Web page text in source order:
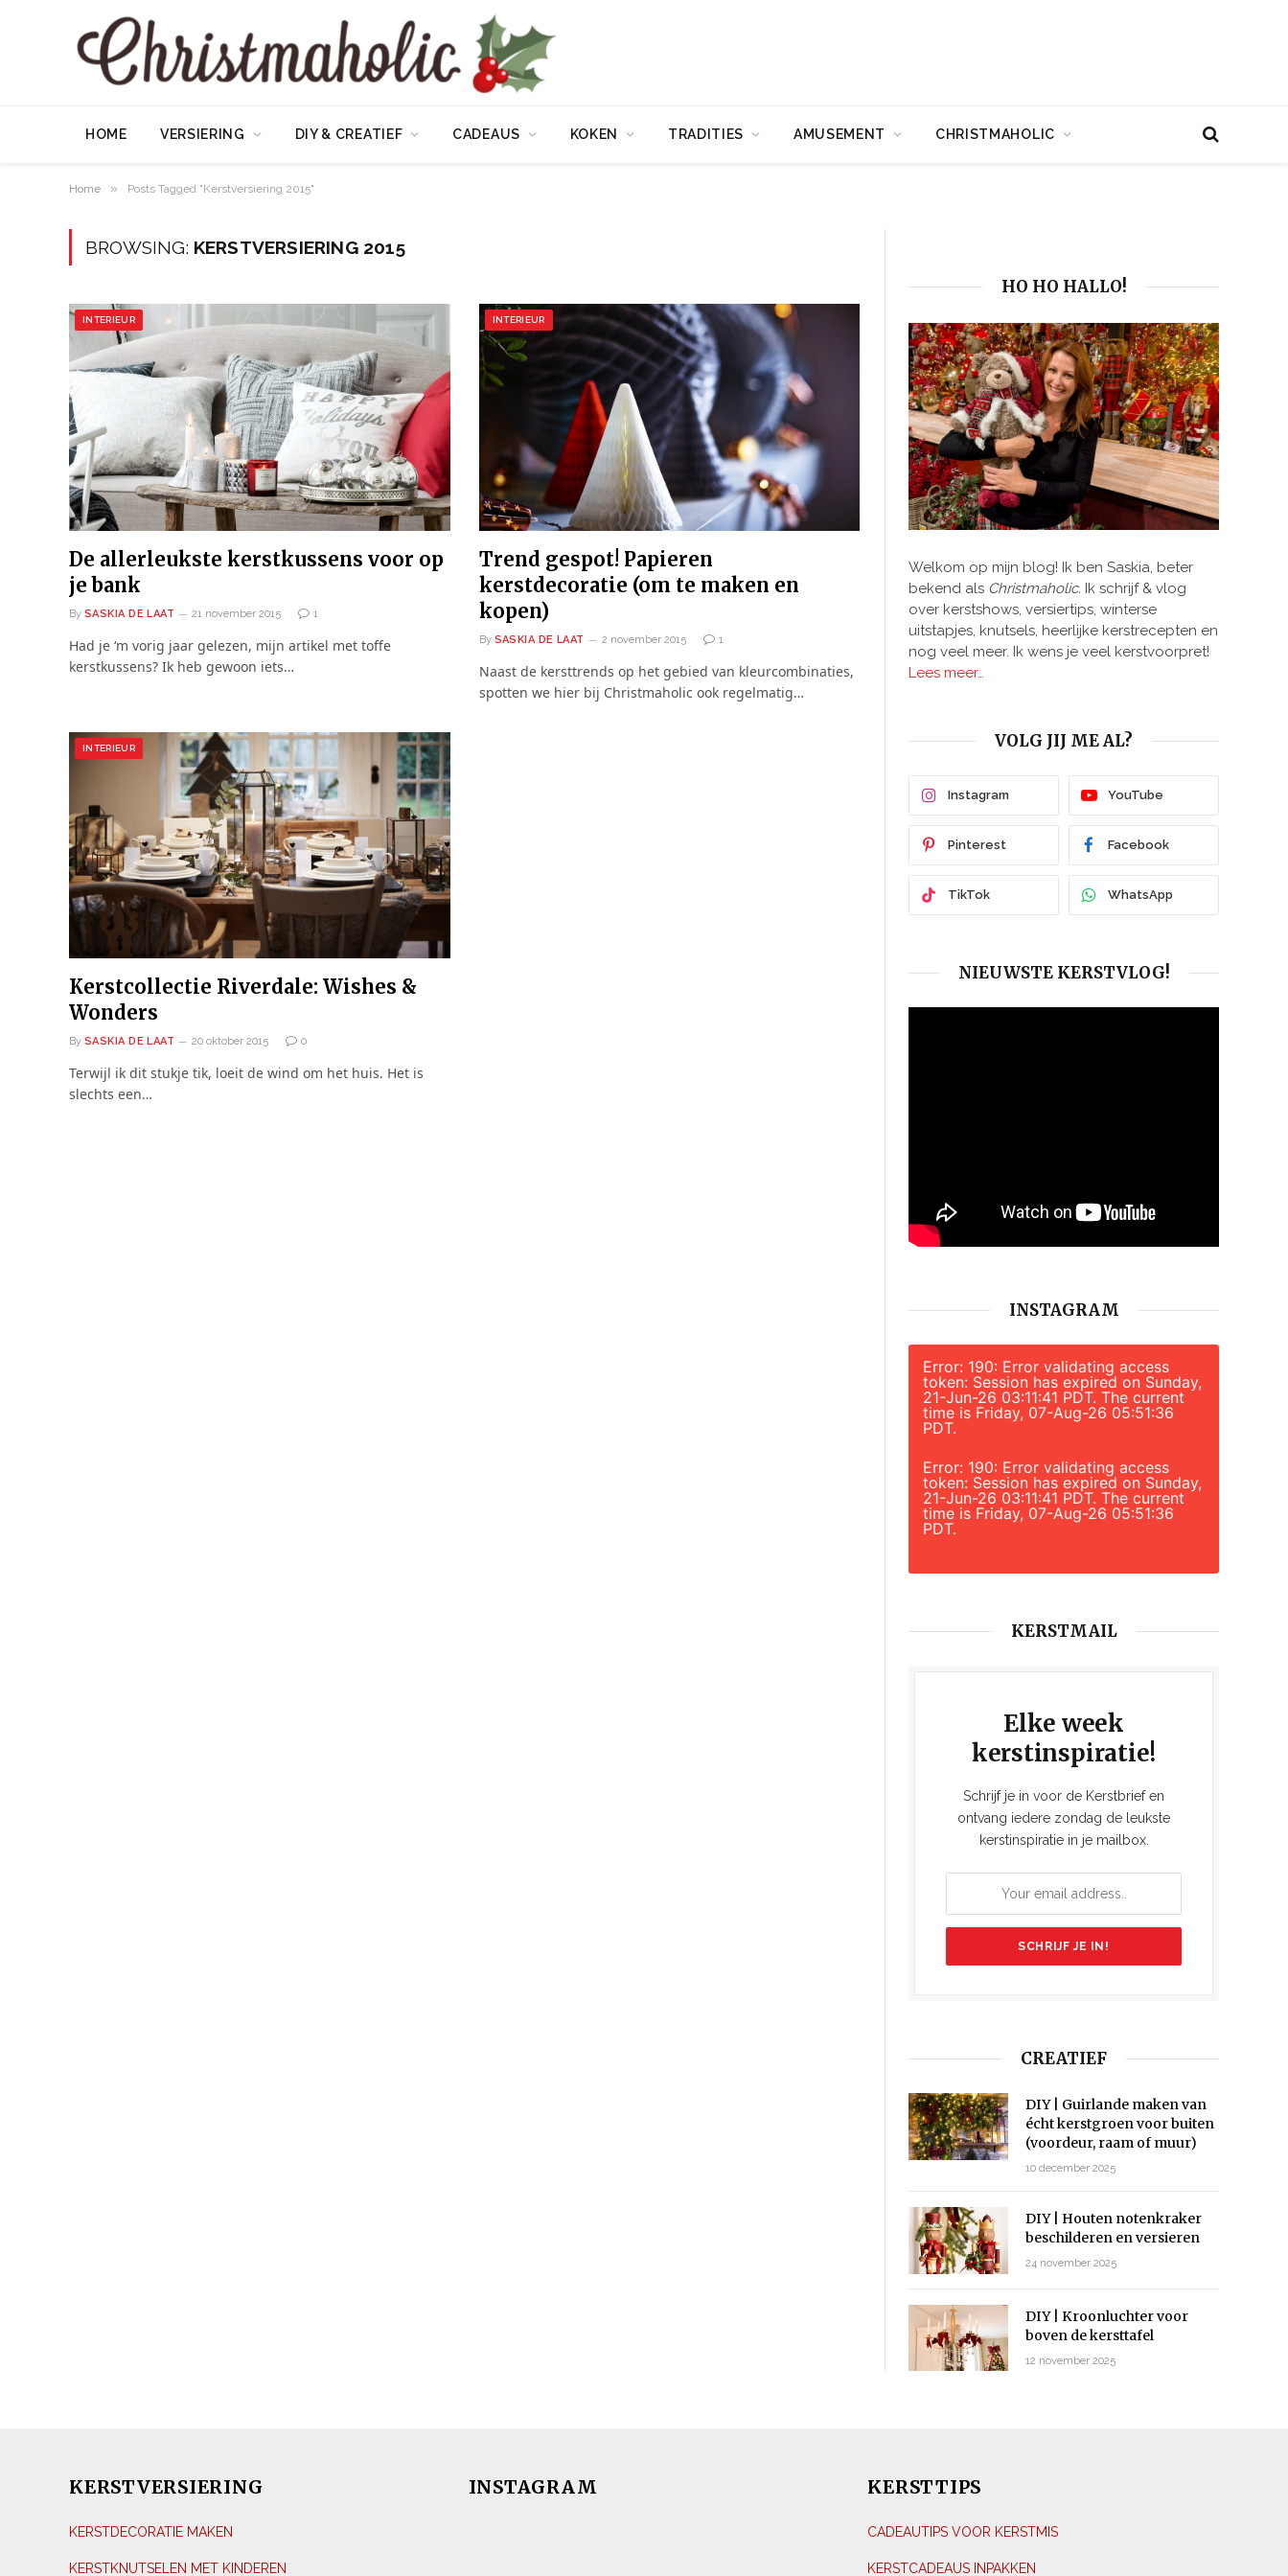
HOME VERSIERING DIY & CREATIEF CADEAUS KOKEN TRADITIES AMUSEMENT CHRISTMAHOLIC
Home » Posts Tagged "Kerstversiering 2015"
BROWSING: KERSTVERSIERING 2015
INTERIEUR
De allerleukste kerstkussens voor op
je bank
By SASKIA DE LAAT 21 november 2015 1
Had je ‘m vorig jaar gelezen, mijn artikel met toffe
kerstkussens? Ik heb gewoon iets…
INTERIEUR
Trend gespot! Papieren
kerstdecoratie (om te maken en
kopen)
By SASKIA DE LAAT 2 november 2015 1
Naast de kersttrends op het gebied van kleurcombinaties,
spotten we hier bij Christmaholic ook regelmatig…
INTERIEUR
Kerstcollectie Riverdale: Wishes &
Wonders
By SASKIA DE LAAT 20 oktober 2015 0
Terwijl ik dit stukje tik, loeit de wind om het huis. Het is
slechts een…
HO HO HALLO!
Welkom op mijn blog! Ik ben Saskia, beter
bekend als Christmaholic. Ik schrijf & vlog
over kerstshows, versiertips, winterse
uitstapjes, knutsels, heerlijke kerstrecepten en
nog veel meer. Ik wens je veel kerstvoorpret!
Lees meer…
VOLG JIJ ME AL?
Instagram YouTube
Pinterest Facebook
TikTok WhatsApp
NIEUWSTE KERSTVLOG!
INSTAGRAM
Error: 190: Error validating access
token: Session has expired on Sunday,
21-Jun-26 03:11:41 PDT. The current
time is Friday, 07-Aug-26 05:51:36
PDT.
Error: 190: Error validating access
token: Session has expired on Sunday,
21-Jun-26 03:11:41 PDT. The current
time is Friday, 07-Aug-26 05:51:36
PDT.
KERSTMAIL
Elke week
kerstinspiratie!
Schrijf je in voor de Kerstbrief en
ontvang iedere zondag de leukste
kerstinspiratie in je mailbox.
CREATIEF
DIY | Guirlande maken van
écht kerstgroen voor buiten
(voordeur, raam of muur)
10 december 2025
DIY | Houten notenkraker
beschilderen en versieren
24 november 2025
DIY | Kroonluchter voor
boven de kersttafel
12 november 2025
KERSTVERSIERING
KERSTDECORATIE MAKEN
KERSTKNUTSELEN MET KINDEREN
INSTAGRAM KERSTTIPS
CADEAUTIPS VOOR KERSTMIS
KERSTCADEAUS INPAKKEN